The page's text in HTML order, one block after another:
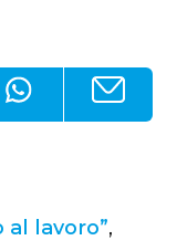
al lavoro”,